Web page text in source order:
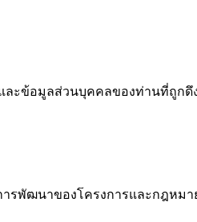
ละข้อมูลส่วนบุคคลของท่านที่ถูก
พัฒนาของโครงการและกฎหมา